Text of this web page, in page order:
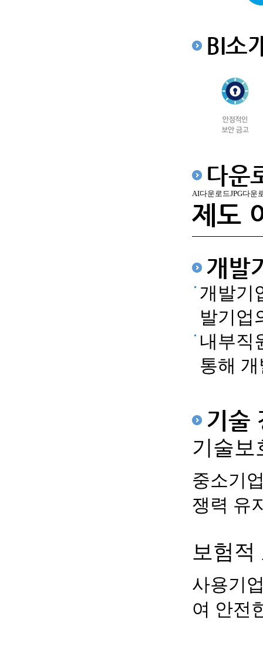
BI소
다운
AI다운로드JPG다운
제도
개발
개발기
발기업
내부직
통해
기술
기술보
중소기
쟁력 유
보험적
사용기
여 안전